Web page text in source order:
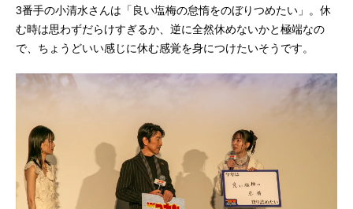
3番手の小清水さんは「良い塩梅の怠惰をのぼりつめたい」。休
む時は思わずだらけすぎるか、逆に全然休めないかと極端なの
で、ちょうどいい感じに休む感覚を身につけたいそうです。